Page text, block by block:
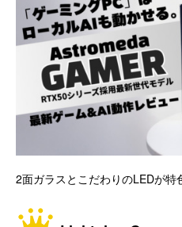
2面ガラスとこだわりのLEDが特